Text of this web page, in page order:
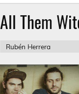
All Them
Rubén Herrera